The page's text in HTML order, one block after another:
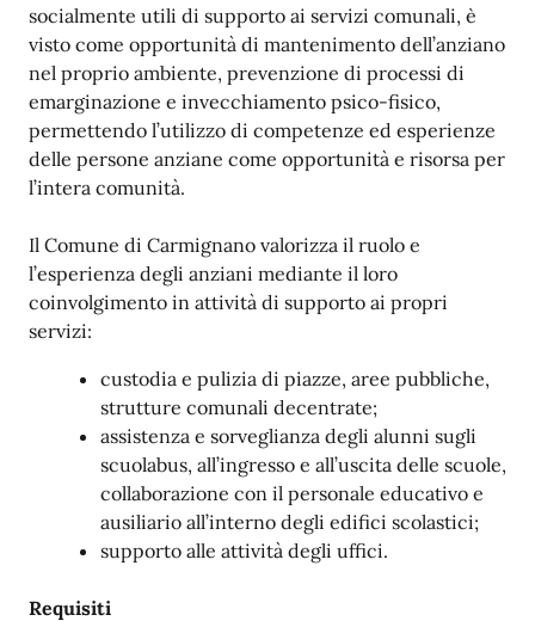
socialmente utili di supporto ai servizi comunali, è
visto come opportunità di mantenimento dell’anziano
nel proprio ambiente, prevenzione di processi di
emarginazione e invecchiamento psico-fisico,
permettendo l’utilizzo di competenze ed esperienze
delle persone anziane come opportunità e risorsa per
l’intera comunità.
Il Comune di Carmignano valorizza il ruolo e
l’esperienza degli anziani mediante il loro
coinvolgimento in attività di supporto ai propri
servizi:
custodia e pulizia di piazze, aree pubbliche,
strutture comunali decentrate;
assistenza e sorveglianza degli alunni sugli
scuolabus, all’ingresso e all’uscita delle scuole,
collaborazione con il personale educativo e
ausiliario all’interno degli edifici scolastici;
supporto alle attività degli uffici.
Requisiti